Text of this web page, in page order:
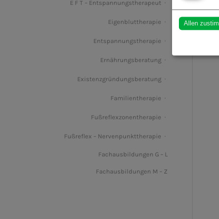
E F T – Entspannungstherapeut
Eigenbluttherapie
Entspannungstherapie
Ernährungsberatung
Existenzgründungsberatung
Familientherapie
Fußreflexzonentherapie
Fußreflex – Nervenpunkttherapie
Fachausbildungen G – L
Fachausbildungen M – Z
Allen